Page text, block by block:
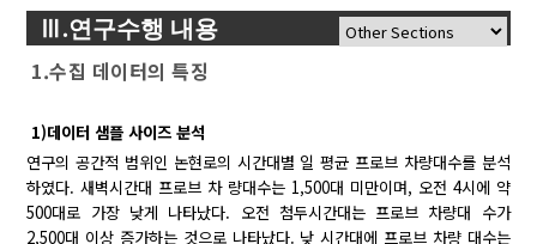
Ⅲ.연구수행 내용
1.수집 데이터의 특징
1)데이터 샘플 사이즈 분석
연구의 공간적 범위인 논현로의 시간대별 일 평균 프로브 차량대수를 분석
하였다. 새벽시간대 프로브 차 량대수는 1,500대 미만이며, 오전 4시에 약
500대로 가장 낮게 나타났다. 오전 첨두시간대는 프로브 차량대 수가
2,500대 이상 증가하는 것으로 나타났다. 낮 시간대에 프로브 차량 대수는